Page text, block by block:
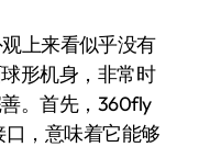
上来看似乎没有
形机身，非常时
。首先，360fly
，意味着它能够